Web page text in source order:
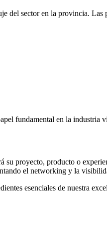
del sector en la provincia. Las
fundamental en la industria
proyecto, producto o
el networking y la
esenciales de nuestra